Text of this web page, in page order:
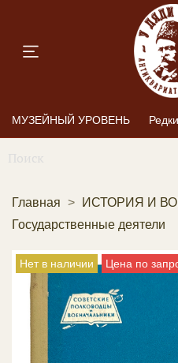
МУЗЕЙНЫЙ УРОВЕНЬ
Главная
ИСТОРИЯ И
Государственные деятели
Нет в наличии Цена по